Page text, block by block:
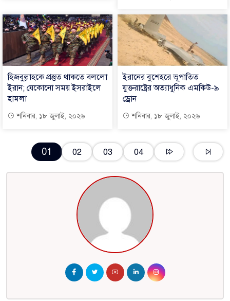
হিজবুল্লাহকে প্রস্তুত থাকতে বললো
ইরান; যেকোনো সময় ইসরাইলে
হামলা
শনিবার, ১৮ জুলাই, ২০২৬
ইরানের বুশেহরে ভূপাতিত
যুক্তরাষ্ট্রের অত্যাধুনিক এমকিউ-৯
ড্রোন
শনিবার, ১৮ জুলাই, ২০২৬
01 02 03 04